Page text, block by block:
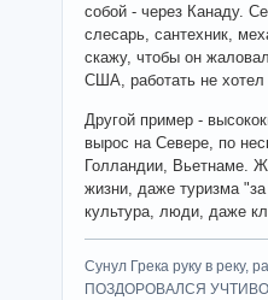
собой - через Канаду.
слесарь, сантехник,
скажу, чтобы он
США, работать не
Другой пример -
вырос на Севере, по
Голландии, Вьетнаме.
жизни, даже туризма
культура, люди, даже
Сунул Грека руку в
ПОЗДОРОВАЛСЯ